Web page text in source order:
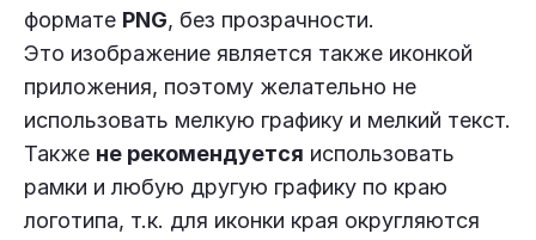
формате PNG, без прозрачности.
Это изображение является также иконкой
приложения, поэтому желательно не
использовать мелкую графику и мелкий текст.
Также не рекомендуется использовать
рамки и любую другую графику по краю
логотипа, т.к. для иконки края округляются